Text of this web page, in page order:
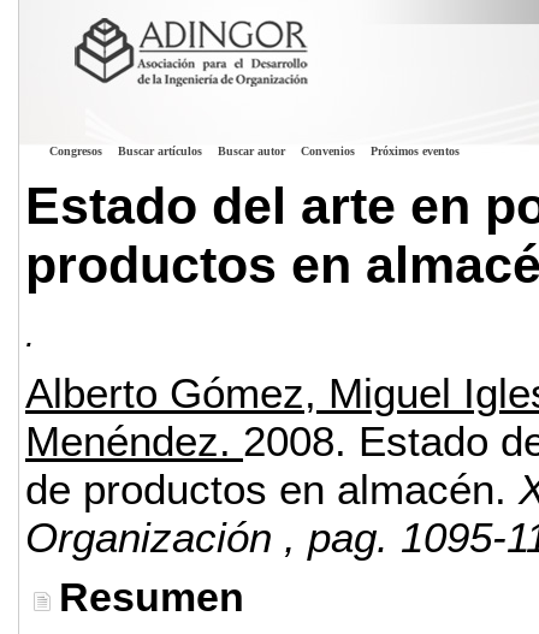
Congresos Buscar artículos Buscar autor Convenios Próximos eventos
Estado del arte en
productos en
.
Alberto Gómez, Miguel
Menéndez. 2008. Estado
de productos en almacén.
Organización , pag. 1095-
Resumen